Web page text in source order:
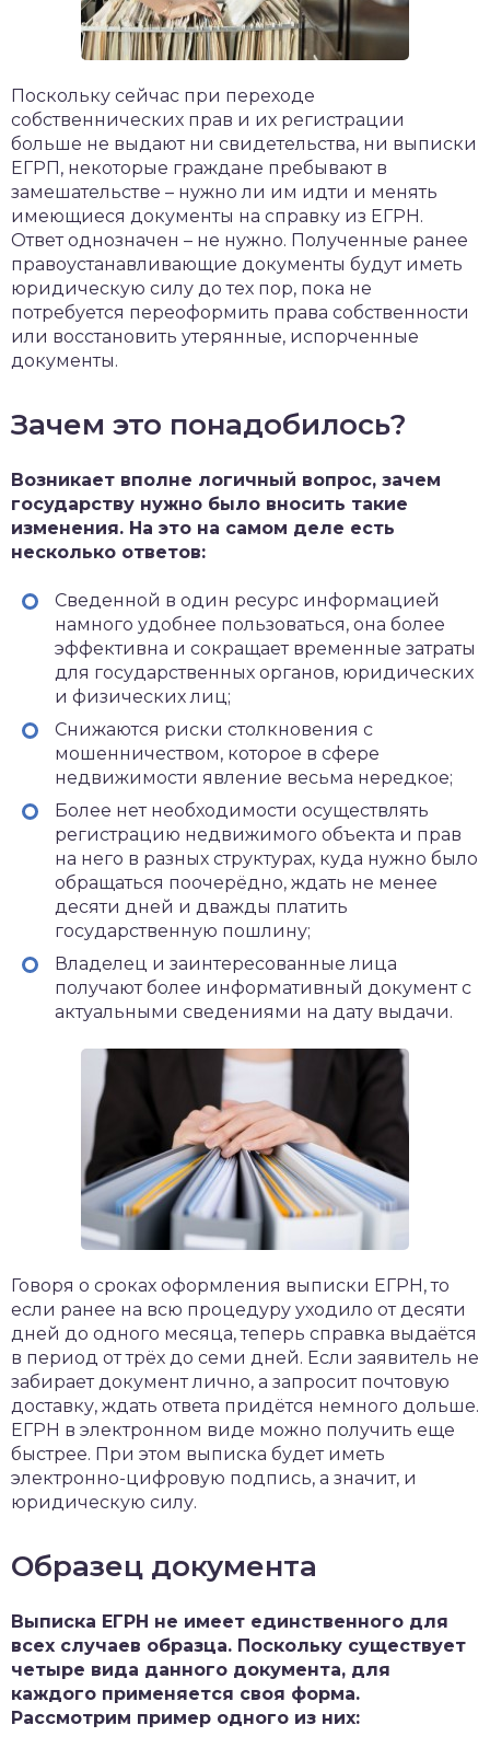
Поскольку сейчас при переходе
собственнических прав и их регистрации
больше не выдают ни свидетельства, ни выписки
ЕГРП, некоторые граждане пребывают в
замешательстве – нужно ли им идти и менять
имеющиеся документы на справку из ЕГРН.
Ответ однозначен – не нужно. Полученные ранее
правоустанавливающие документы будут иметь
юридическую силу до тех пор, пока не
потребуется переоформить права собственности
или восстановить утерянные, испорченные
документы.
Зачем это понадобилось?
Возникает вполне логичный вопрос, зачем
государству нужно было вносить такие
изменения. На это на самом деле есть
несколько ответов:
Сведенной в один ресурс информацией
намного удобнее пользоваться, она более
эффективна и сокращает временные затраты
для государственных органов, юридических
и физических лиц;
Снижаются риски столкновения с
мошенничеством, которое в сфере
недвижимости явление весьма нередкое;
Более нет необходимости осуществлять
регистрацию недвижимого объекта и прав
на него в разных структурах, куда нужно было
обращаться поочерёдно, ждать не менее
десяти дней и дважды платить
государственную пошлину;
Владелец и заинтересованные лица
получают более информативный документ с
актуальными сведениями на дату выдачи.
Говоря о сроках оформления выписки ЕГРН, то
если ранее на всю процедуру уходило от десяти
дней до одного месяца, теперь справка выдаётся
в период от трёх до семи дней. Если заявитель не
забирает документ лично, а запросит почтовую
доставку, ждать ответа придётся немного дольше.
ЕГРН в электронном виде можно получить еще
быстрее. При этом выписка будет иметь
электронно-цифровую подпись, а значит, и
юридическую силу.
Образец документа
Выписка ЕГРН не имеет единственного для
всех случаев образца. Поскольку существует
четыре вида данного документа, для
каждого применяется своя форма.
Рассмотрим пример одного из них: